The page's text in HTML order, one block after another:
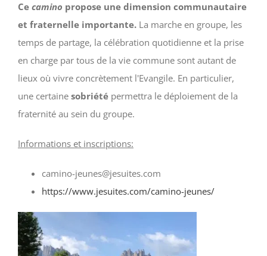
Ce camino propose une dimension communautaire
et fraternelle importante.La marche en groupe, les
temps de partage, la célébration quotidienne et la prise
en charge par tous de la vie commune sont autant de
lieux où vivre concrètement l'Evangile. En particulier,
une certaine sobriétépermettra le déploiement de la
fraternité au sein du groupe.
Informations et inscriptions:
camino-jeunes@jesuites.com
https://www.jesuites.com/camino-jeunes/